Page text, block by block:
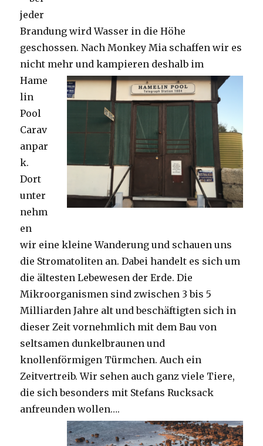
jeder
Brandung wird Wasser in die Höhe
geschossen. Nach Monkey Mia schaffen wir es
nicht mehr und kampieren deshalb im
Hame
lin
Pool
Carav
anpar
k.
Dort
unter
nehm
en
wir eine kleine Wanderung und schauen uns
die Stromatoliten an. Dabei handelt es sich um
die ältesten Lebewesen der Erde. Die
Mikroorganismen sind zwischen 3 bis 5
Milliarden Jahre alt und beschäftigten sich in
dieser Zeit vornehmlich mit dem Bau von
seltsamen dunkelbraunen und
knollenförmigen Türmchen. Auch ein
Zeitvertreib. Wir sehen auch ganz viele Tiere,
die sich besonders mit Stefans Rucksack
anfreunden wollen….